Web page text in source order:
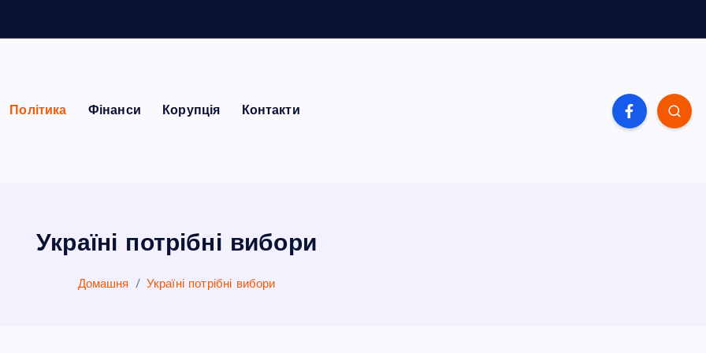
Політика Фінанси Корупція Контакти
Україні потрібні вибори
Домашня Україні потрібні вибори